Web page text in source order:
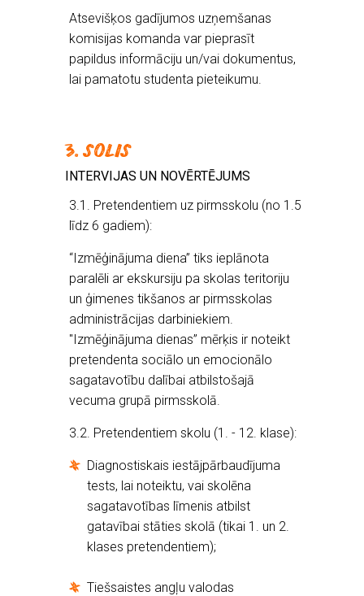
INTERVIJAS UN NOVĒRTĒJUMS
3. SOLIS
Atsevišķos gadījumos uzņemšanas
komisijas komanda var pieprasīt
papildus informāciju un/vai dokumentus,
lai pamatotu studenta pieteikumu.
3.1. Pretendentiem uz pirmsskolu (no 1.5
līdz 6 gadiem):
“Izmēģinājuma diena” tiks ieplānota
paralēli ar ekskursiju pa skolas teritoriju
un ģimenes tikšanos ar pirmsskolas
administrācijas darbiniekiem.
"Izmēģinājuma dienas” mērķis ir noteikt
pretendenta sociālo un emocionālo
sagatavotību dalībai atbilstošajā
vecuma grupā pirmsskolā.
3.2. Pretendentiem skolu (1. - 12. klase):
Diagnostiskais iestājpārbaudījuma
tests, lai noteiktu, vai skolēna
sagatavotības līmenis atbilst
gatavībai stāties skolā (tikai 1. un 2.
klases pretendentiem);
Tiešsaistes angļu valodas